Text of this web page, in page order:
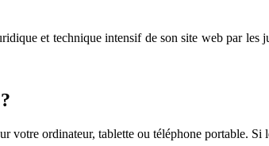
et technique intensif de son site web par
ordinateur, tablette ou téléphone portable. Si